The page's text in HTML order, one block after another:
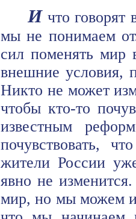
Ичто говорят
мы не понимаем
сил поменять мир
внешние условия,
Никто не может
чтобы кто-то
известным
почувствовать,
жители России
явно не
мир, но мы можем